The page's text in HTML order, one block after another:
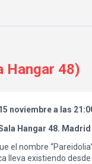
Hangar 48)
noviembre a las
Hangar 48. Madrid
el nombre
lleva existiendo